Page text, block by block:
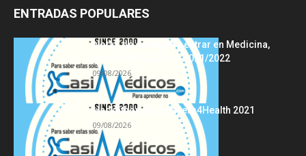
ENTRADAS POPULARES
Notas de corte para entrar en Medicina,
curso 2022/2023 vs 2021/2022
09/08/2026
Hackathon Innomakers4Health 2021
09/08/2026